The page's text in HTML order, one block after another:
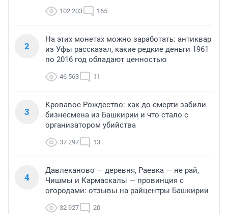
102 203 165
2
На этих монетах можно заработать: антиквар
из Уфы рассказал, какие редкие деньги 1961
по 2016 год обладают ценностью
46 563 11
3
Кровавое Рождество: как до смерти забили
бизнесмена из Башкирии и что стало с
организатором убийства
37 297 13
4
Давлеканово — деревня, Раевка — не рай,
Чишмы и Кармаскалы — провинция с
огородами: отзывы на райцентры Башкирии
32 927 20